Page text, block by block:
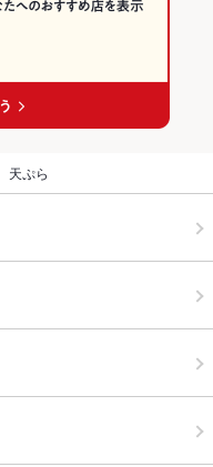
天ぷら